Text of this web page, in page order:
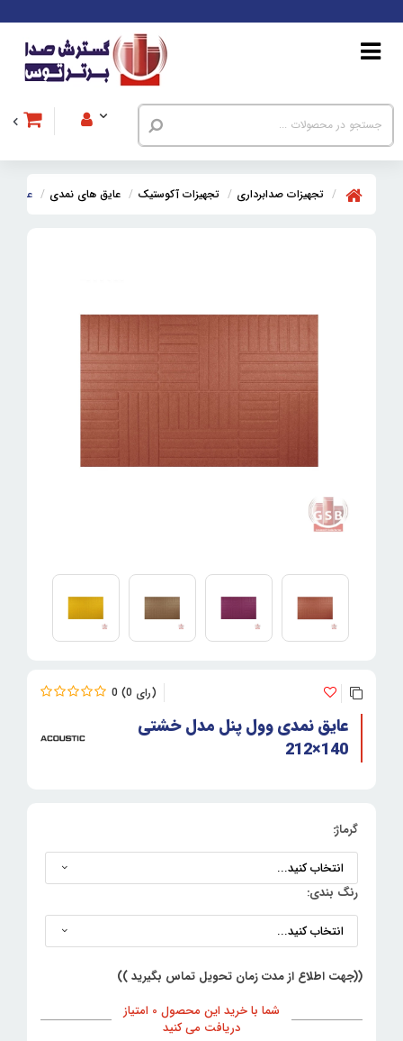
تجهیزات صدابرداری تجهیزات آکوستیک عایق های نمدی عایق
0 0
عایق نمدی وول پنل مدل خشتی
140×212
گرماژ:
رنگ بندی:
((جهت اطلاع از مدت زمان تحویل تماس بگیرید ))
شما با خرید این محصول 0 امتیاز
دریافت می کنید